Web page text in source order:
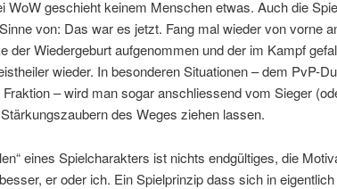
WoW geschieht keinem Menschen etwas. Auch die
von: Das war es jetzt. Fang mal wieder von vorne
der Wiedergeburt aufgenommen und der im Kampf
wieder. In besonderen Situationen – dem PvP-
Fraktion – wird man sogar anschliessend vom Sieger
des Weges ziehen lassen.
eines Spielcharakters ist nichts endgültiges, die
er oder ich. Ein Spielprinzip dass sich in